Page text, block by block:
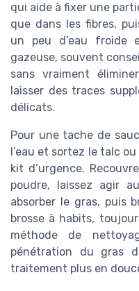
qui aide à fixer une
que dans les fibres,
un peu d’eau froide
gazeuse, souvent
sans vraiment
laisser des traces
délicats.
Pour une tache de
l’eau et sortez le talc
kit d’urgence.
poudre, laissez agir
absorber le gras, puis
brosse à habits,
méthode de
pénétration du gras
traitement plus en